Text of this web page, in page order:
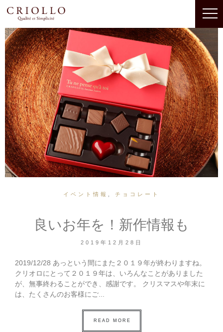
イベント情報 チョコレート
良いお年を！新作情報も
2019年12月28日
2019/12/28 あっという間にまた２０１９年が終わりますね。
クリオロにとって２０１９年は、いろんなことがありました
が、無事終わることができ、感謝です。 クリスマスや年末に
は、たくさんのお客様にご...
READ MORE